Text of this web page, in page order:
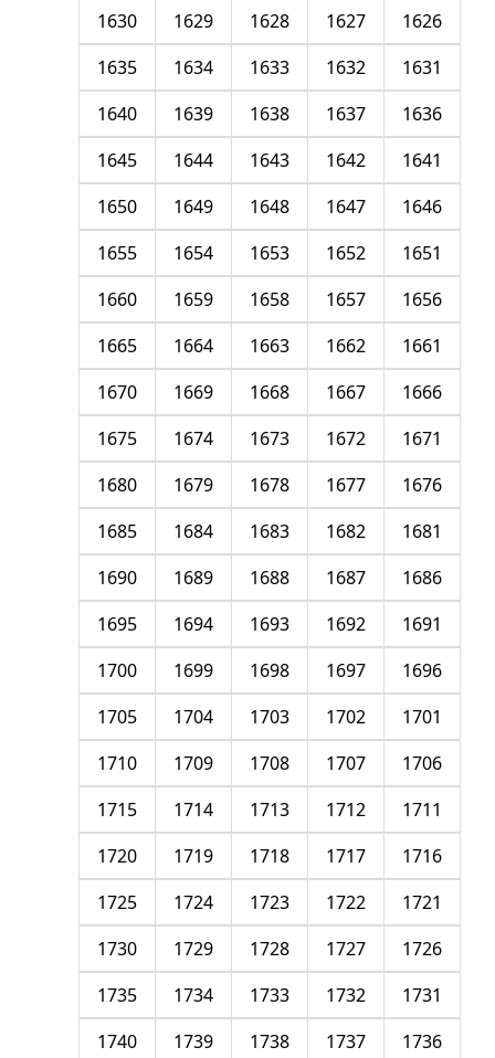
1626
1627
1628
1629
1630
1631
1632
1633
1634
1635
1636
1637
1638
1639
1640
1641
1642
1643
1644
1645
1646
1647
1648
1649
1650
1651
1652
1653
1654
1655
1656
1657
1658
1659
1660
1661
1662
1663
1664
1665
1666
1667
1668
1669
1670
1671
1672
1673
1674
1675
1676
1677
1678
1679
1680
1681
1682
1683
1684
1685
1686
1687
1688
1689
1690
1691
1692
1693
1694
1695
1696
1697
1698
1699
1700
1701
1702
1703
1704
1705
1706
1707
1708
1709
1710
1711
1712
1713
1714
1715
1716
1717
1718
1719
1720
1721
1722
1723
1724
1725
1726
1727
1728
1729
1730
1731
1732
1733
1734
1735
1736
1737
1738
1739
1740